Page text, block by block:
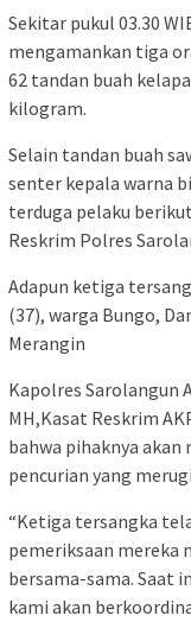
Sekitar pukul 03.30
mengamankan tiga
62 tandan buah
kilogram.
Selain tandan buah
senter kepala warna
terduga pelaku
Reskrim Polres
Adapun ketiga
(37), warga Bungo,
Merangin
Kapolres Sarolangun
MH,Kasat Reskrim
bahwa pihaknya
pencurian yang
“Ketiga tersangka
pemeriksaan mereka
bersama-sama. Saat
kami akan